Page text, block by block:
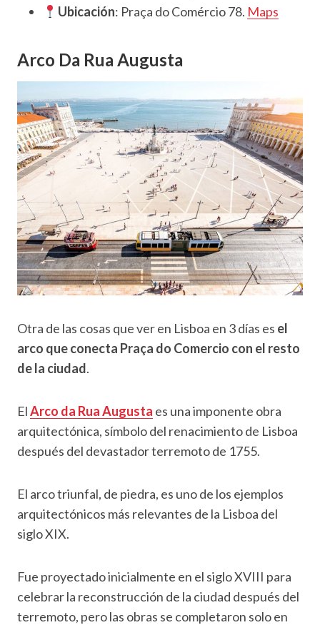
Ubicación: Praça do Comércio 78. Maps
Arco Da Rua Augusta
Otra de las cosas que ver en Lisboa en 3 días es el
arco que conecta Praça do Comercio con el resto
de la ciudad.
ElArco da Rua Augusta es una imponente obra
arquitectónica, símbolo del renacimiento de Lisboa
después del devastador terremoto de 1755.
El arco triunfal, de piedra, es uno de los ejemplos
arquitectónicos más relevantes de la Lisboa del
siglo XIX.
Fue proyectado inicialmente en el siglo XVIII para
celebrar la reconstrucción de la ciudad después del
terremoto, pero las obras se completaron solo en